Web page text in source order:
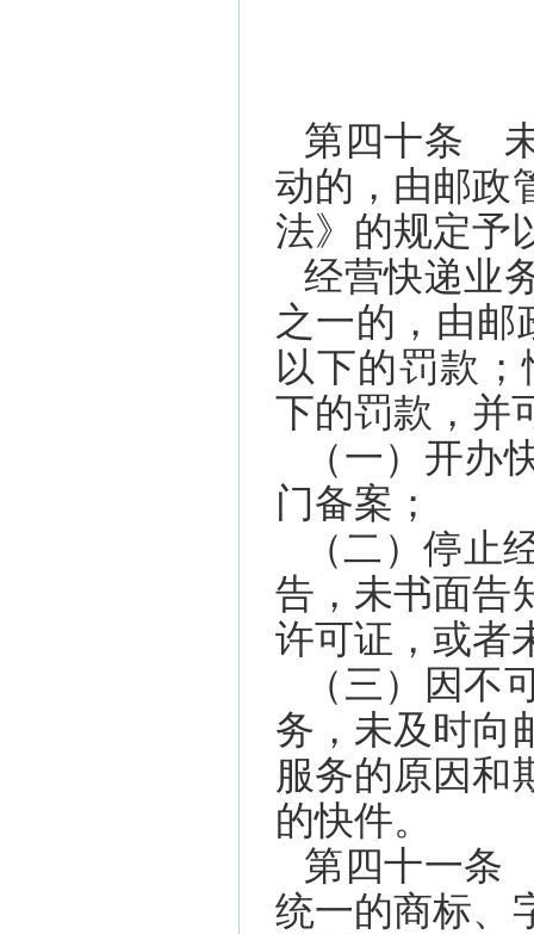
第四十条
动的，由邮政
法》的规定予
经营快递业
之一的，由邮
以下的罚款
下的罚款，并
（一）开办
门备案；
（二）停止
告，未书面告
许可证，或者
（三）因不
务，未及时向
服务的原因和
的快件。
第四十一条
统一的商标、